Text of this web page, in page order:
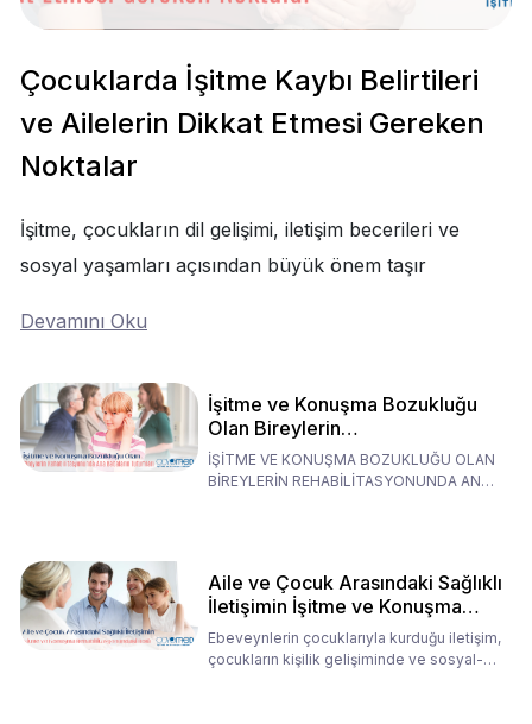
Çocuklarda İşitme Kaybı Belirtileri
ve Ailelerin Dikkat Etmesi Gereken
Noktalar
İşitme, çocukların dil gelişimi, iletişim becerileri ve
sosyal yaşamları açısından büyük önem taşır
Devamını Oku
İşitme ve Konuşma Bozukluğu
Olan Bireylerin
Rehabilitasyonunda Ana
Babaların Tutumları
İŞİTME VE KONUŞMA BOZUKLUĞU OLAN
BİREYLERİN REHABİLİTASYONUNDA ANA
Aile ve Çocuk Arasındaki Sağlıklı
İletişimin İşitme ve Konuşma
Rehabilitasyonundaki Rolü
Ebeveynlerin çocuklarıyla kurduğu iletişim,
çocukların kişilik gelişiminde ve sosyal-